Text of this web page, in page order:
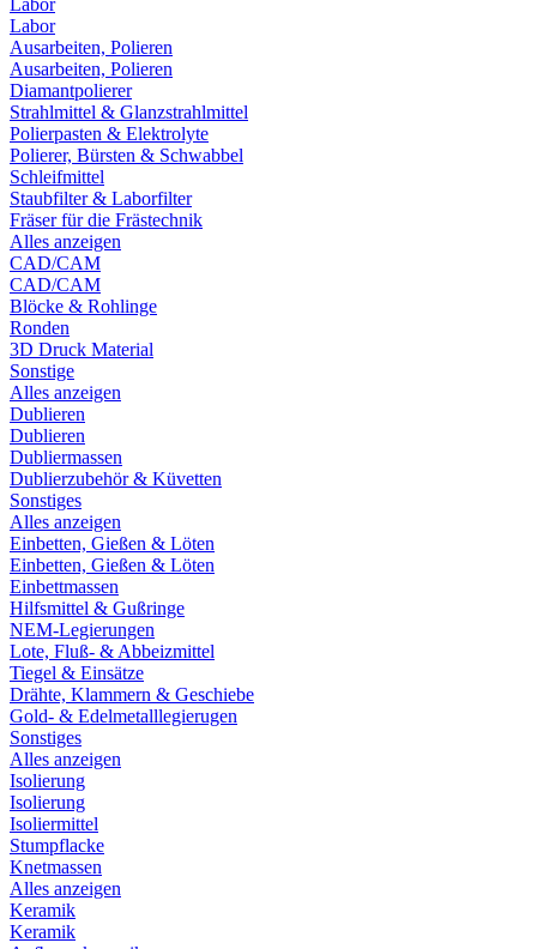
Labor
Labor
Ausarbeiten, Polieren
Ausarbeiten, Polieren
Diamantpolierer
Strahlmittel & Glanzstrahlmittel
Polierpasten & Elektrolyte
Polierer, Bürsten & Schwabbel
Schleifmittel
Staubfilter & Laborfilter
Fräser für die Frästechnik
Alles anzeigen
CAD/CAM
CAD/CAM
Blöcke & Rohlinge
Ronden
3D Druck Material
Sonstige
Alles anzeigen
Dublieren
Dublieren
Dubliermassen
Dublierzubehör & Küvetten
Sonstiges
Alles anzeigen
Einbetten, Gießen & Löten
Einbetten, Gießen & Löten
Einbettmassen
Hilfsmittel & Gußringe
NEM-Legierungen
Lote, Fluß- & Abbeizmittel
Tiegel & Einsätze
Drähte, Klammern & Geschiebe
Gold- & Edelmetalllegierugen
Sonstiges
Alles anzeigen
Isolierung
Isolierung
Isoliermittel
Stumpflacke
Knetmassen
Alles anzeigen
Keramik
Keramik